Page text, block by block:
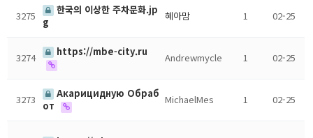
3275
한국의 이상한 주차문화.jp
g
혜아맘 1 02-25
3274 https://mbe-city.ru Andrewmycle 1 02-25
3273
Акарицидную Обраб
от
MichaelMes 1 02-25